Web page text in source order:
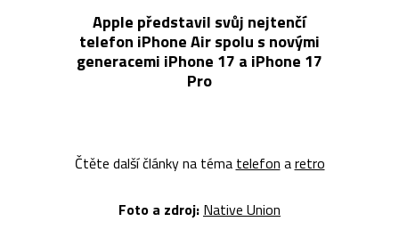
Apple představil svůj nejtenčí
telefon iPhone Air spolu s novými
generacemi iPhone 17 a iPhone 17
Pro
Čtěte další články na téma telefon aretro
Foto a zdroj: Native Union